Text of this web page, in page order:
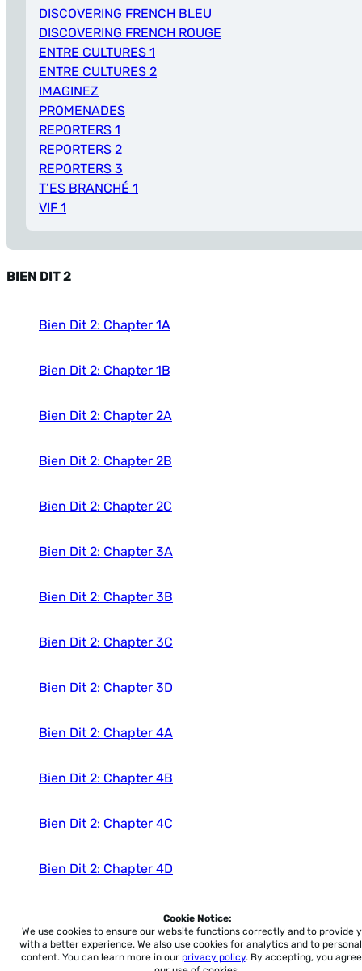
DISCOVERING FRENCH BLEU
DISCOVERING FRENCH ROUGE
ENTRE CULTURES 1
ENTRE CULTURES 2
IMAGINEZ
PROMENADES
REPORTERS 1
REPORTERS 2
REPORTERS 3
T’ES BRANCHÉ 1
VIF 1
BIEN DIT 2
Bien Dit 2: Chapter 1A
Bien Dit 2: Chapter 1B
Bien Dit 2: Chapter 2A
Bien Dit 2: Chapter 2B
Bien Dit 2: Chapter 2C
Bien Dit 2: Chapter 3A
Bien Dit 2: Chapter 3B
Bien Dit 2: Chapter 3C
Bien Dit 2: Chapter 3D
Bien Dit 2: Chapter 4A
Bien Dit 2: Chapter 4B
Bien Dit 2: Chapter 4C
Bien Dit 2: Chapter 4D
Bien Dit 2: Chapter 5A
Bien Dit 2: Chapter 5B
Cookie Notice:
We use cookies to ensure our website functions correctly and to provide
with a better experience. We also use cookies for analytics and to
content. You can learn more in our privacy policy. By accepting, you